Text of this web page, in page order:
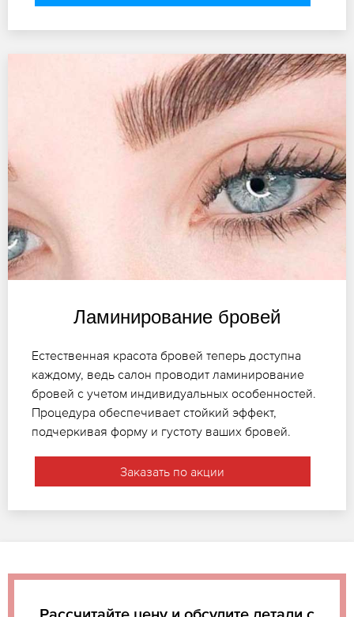
Ламинирование бровей
Естественная красота бровей теперь доступна
каждому, ведь салон проводит ламинирование
бровей с учетом индивидуальных особенностей.
Процедура обеспечивает стойкий эффект,
подчеркивая форму и густоту ваших бровей.
Заказать по акции